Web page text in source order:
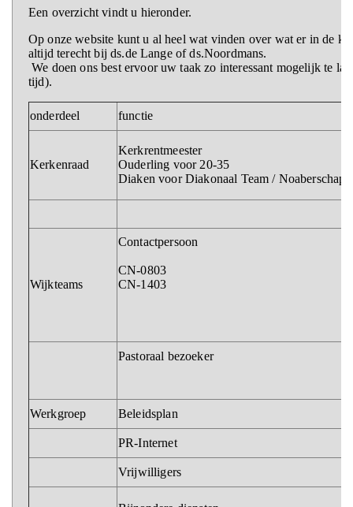
Een overzicht vindt u hieronder.
Op onze website kunt u al heel wat vinden over wat er in de
altijd terecht bij ds.de Lange of ds.Noordmans.
We doen ons best ervoor uw taak zo interessant mogelijk te
tijd).
onderdeel functie
Kerkenraad
Kerkrentmeester
Ouderling voor 20-35
Diaken voor Diakonaal Team / Noaberschap
Wijkteams
Contactpersoon
CN-0803
CN-1403
Pastoraal bezoeker
Werkgroep Beleidsplan
PR-Internet
Vrijwilligers